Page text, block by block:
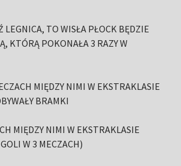
LEGNICA, TO WISŁA PŁOCK BĘDZIE
KTÓRĄ POKONAŁA 3 RAZY W
MIĘDZY NIMI W EKSTRAKLASIE
BRAMKI
MIĘDZY NIMI W EKSTRAKLASIE
W 3 MECZACH)